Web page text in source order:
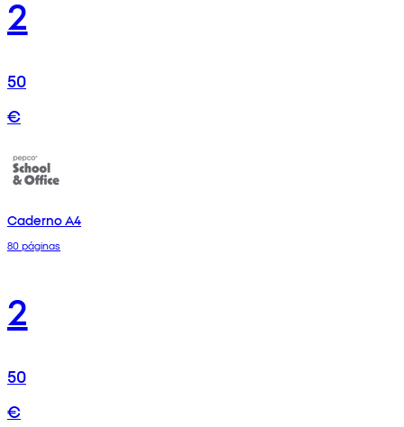
2
50
€
Caderno A4
80 páginas
2
50
€